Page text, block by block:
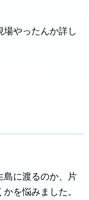
やったんか詳し
島に渡るのか、片
を悩みました。